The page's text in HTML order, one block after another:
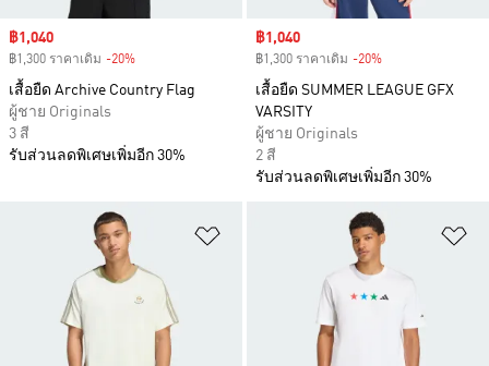
Sale price
฿1,040
฿1,300 ราคาเดิม -20%
เสื้อยืด Archive Country Flag
ผู้ชาย Originals
3 สี
รับส่วนลดพิเศษเพิ่มอีก 30%
Sale price
฿1,040
฿1,300 ราคาเดิม -20%
เสื้อยืด SUMMER LEAGUE GFX
VARSITY
ผู้ชาย Originals
2 สี
รับส่วนลดพิเศษเพิ่มอีก 30%
เพิ่มไปยังรายการสินค้าโปรด